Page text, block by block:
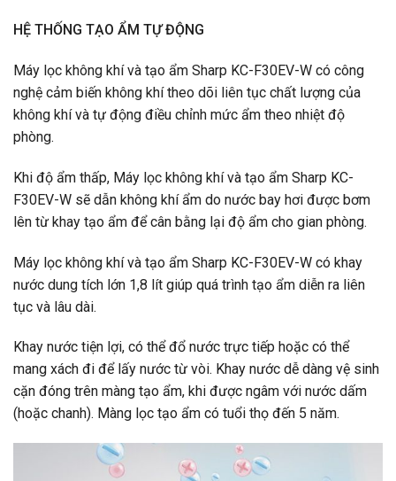
HỆ THỐNG TẠO ẨM TỰ ĐỘNG
Máy lọc không khí và tạo ẩm Sharp KC-F30EV-W có công
nghệ cảm biến không khí theo dõi liên tục chất lượng của
không khí và tự động điều chỉnh mức ẩm theo nhiệt độ
phòng.
Khi độ ẩm thấp, Máy lọc không khí và tạo ẩm Sharp KC-
F30EV-W sẽ dẫn không khí ẩm do nước bay hơi được bơm
lên từ khay tạo ẩm để cân bằng lại độ ẩm cho gian phòng.
Máy lọc không khí và tạo ẩm Sharp KC-F30EV-W có khay
nước dung tích lớn 1,8 lít giúp quá trình tạo ẩm diễn ra liên
tục và lâu dài.
Khay nước tiện lợi, có thể đổ nước trực tiếp hoặc có thể
mang xách đi để lấy nước từ vòi. Khay nước dễ dàng vệ sinh
cặn đóng trên màng tạo ẩm, khi được ngâm với nước dấm
(hoặc chanh). Màng lọc tạo ẩm có tuổi thọ đến 5 năm.